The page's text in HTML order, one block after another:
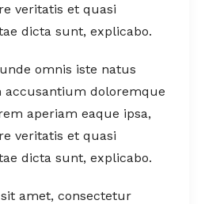
veritatis et quasi
dicta sunt, explicabo.
omnis iste natus
doloremque
aperiam eaque ipsa,
veritatis et quasi
dicta sunt, explicabo.
amet, consectetur